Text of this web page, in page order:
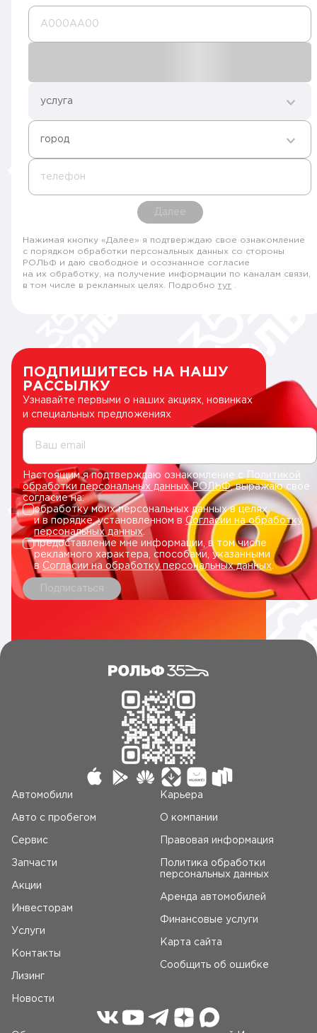
А000AA00
услуга
город
телефон
Далее
Нажимая кнопку «Далее» я подтверждаю свое ознакомление
с порядком обработки персональных данных со стороны
РОЛЬФ и даю свободное и осознанное согласие
на их обработку, на получение информации по каналам связи,
в том числе в рекламных целях. Подробно тут
ПОДПИШИТЕСЬ НА НАШУ
РАССЫЛКУ
Узнавайте первыми о наших акциях, новинках
и специальных предложениях
Ваш email
Настоящим я подтверждаю ознакомление сПолитикой
обработки персональных данных РОЛЬФ, выражаю свое
согласие на:
обработку моих персональных данных в целях
и в порядке, установленном в Согласии на обработку
персональных данных.
предоставление мне информации, в том числе
рекламного характера, способами, указанными
в Согласии на обработку персональных данных
Подписаться
Автомобили
Авто c пробегом
Сервис
Запчасти
Акции
Инвесторам
Услуги
Контакты
Лизинг
Новости
Карьера
О компании
Правовая информация
Политика обработки
персональных данных
Аренда автомобилей
Финансовые услуги
Карта сайта
Сообщить об ошибке